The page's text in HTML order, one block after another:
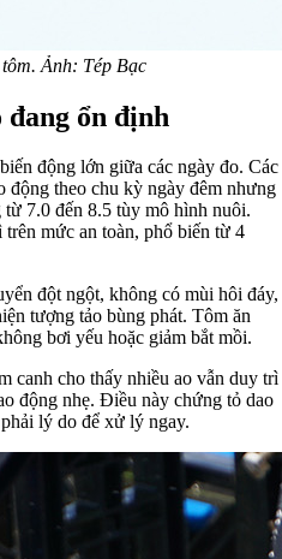
Ảnh: Tép Bạc
đang ổn định
động lớn giữa các ngày đo. Các
động theo chu kỳ ngày đêm nhưng
7.0 đến 8.5 tùy mô hình nuôi.
mức an toàn, phổ biến từ 4
đột ngột, không có mùi hôi đáy,
tượng tảo bùng phát. Tôm ăn
bơi yếu hoặc giảm bắt mồi.
canh cho thấy nhiều ao vẫn duy trì
động nhẹ. Điều này chứng tỏ dao
lý do để xử lý ngay.